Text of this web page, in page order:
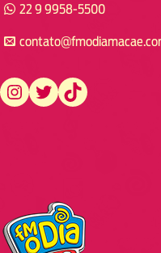
22 9 9958-5500
https://www.instagram.com/fmodia.macae/ https://twitter.com/fmodia.macae/ https://www.tiktok.com/@fmodia.macae